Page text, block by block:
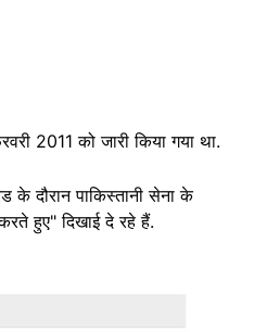
2011 को जारी किया गया था.
के दौरान पाकिस्तानी सेना के
हुए" दिखाई दे रहे हैं.